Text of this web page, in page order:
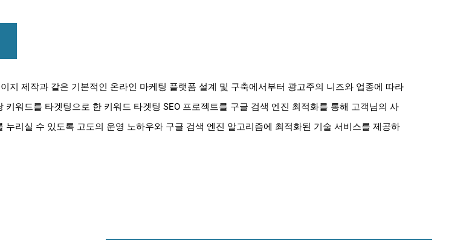
지 제작과 같은 기본적인 온라인 마케팅 플랫폼 설계 및 구축에서부터 광고주의 니즈와 업종에 따라
워드를 타겟팅으로 한 키워드 타겟팅 SEO 프로젝트를 구글 검색 엔진 최적화를 통해 고객님의 사
리실 수 있도록 고도의 운영 노하우와 구글 검색 엔진 알고리즘에 최적화된 기술 서비스를 제공하